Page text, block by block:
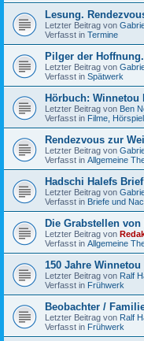
Lesung.
Letzter Beitrag von
Verfasst in Termine
Pilger der
Letzter Beitrag von
Verfasst in Spätwerk
Hörbuch: Winnetou I
Letzter Beitrag von Ben
Verfasst in Filme,
Rendezvous zur
Letzter Beitrag von
Verfasst in Allgemeine
Hadschi Halefs
Letzter Beitrag von
Verfasst in Briefe und
Die Grabstellen
Letzter Beitrag von
Verfasst in Allgemeine
150 Jahre Winnetou
Letzter Beitrag von Ralf
Verfasst in Frühwerk
Beobachter /
Letzter Beitrag von Ralf
Verfasst in Frühwerk